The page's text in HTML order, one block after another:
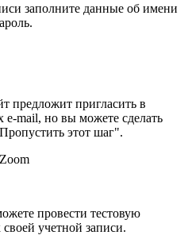
заполните данные об имени
предложит пригласить в
e-mail, но вы можете сделать
этот шаг".
провести тестовую
учетной записи.